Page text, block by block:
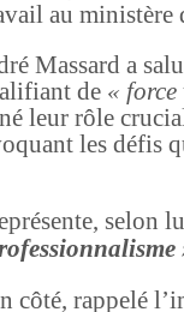
au ministère
Massard a
de « force
leur rôle
les défis
selon
côté, rappelé